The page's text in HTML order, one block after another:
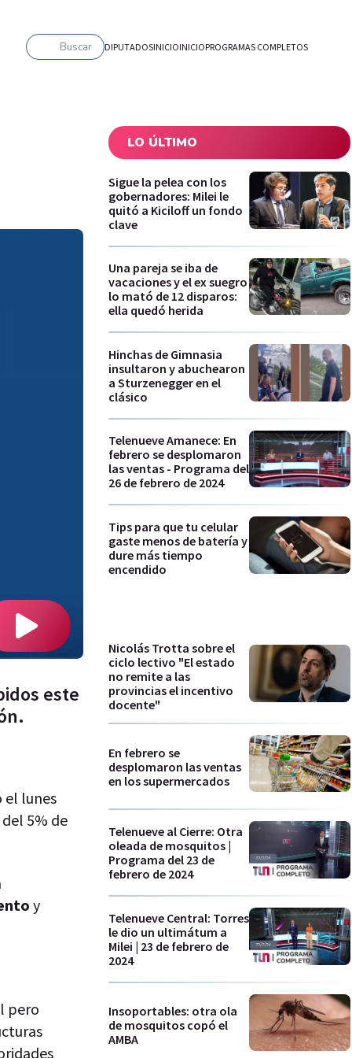
Buscar DIPUTADOSINICIOINICIOPROGRAMAS COMPLETOS
este
el lunes
5% de
y
pero
LO ÚLTIMO
Sigue la pelea con los
gobernadores: Milei le
quitó a Kiciloff un fondo
clave
Una pareja se iba de
vacaciones y el ex suegro
lo mató de 12 disparos:
ella quedó herida
Hinchas de Gimnasia
insultaron y abuchearon
a Sturzenegger en el
clásico
Telenueve Amanece: En
febrero se desplomaron
las ventas - Programa del
26 de febrero de 2024
Tips para que tu celular
gaste menos de batería y
dure más tiempo
encendido
Nicolás Trotta sobre el
ciclo lectivo "El estado
no remite a las
provincias el incentivo
docente"
En febrero se
desplomaron las ventas
en los supermercados
Telenueve al Cierre: Otra
oleada de mosquitos |
Programa del 23 de
febrero de 2024
Telenueve Central: Torres
le dio un ultimátum a
Milei | 23 de febrero de
2024
Insoportables: otra ola
de mosquitos copó el
AMBA